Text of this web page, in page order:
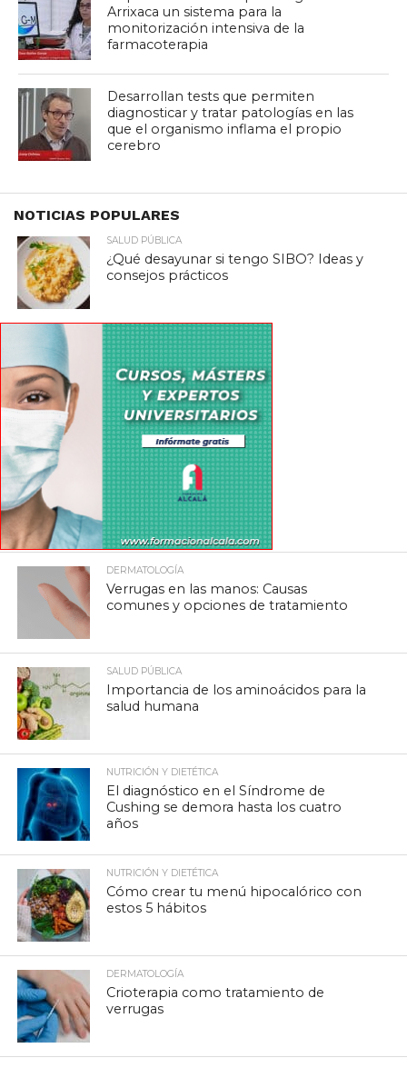
Arrixaca un sistema para la
monitorización intensiva de la
farmacoterapia
Desarrollan tests que permiten
diagnosticar y tratar patologías en las
que el organismo inflama el propio
cerebro
NOTICIAS POPULARES
SALUD PÚBLICA
¿Qué desayunar si tengo SIBO? Ideas y
consejos prácticos
DERMATOLOGÍA
Verrugas en las manos: Causas
comunes y opciones de tratamiento
SALUD PÚBLICA
Importancia de los aminoácidos para la
salud humana
NUTRICIÓN Y DIETÉTICA
El diagnóstico en el Síndrome de
Cushing se demora hasta los cuatro
años
NUTRICIÓN Y DIETÉTICA
Cómo crear tu menú hipocalórico con
estos 5 hábitos
DERMATOLOGÍA
Crioterapia como tratamiento de
verrugas